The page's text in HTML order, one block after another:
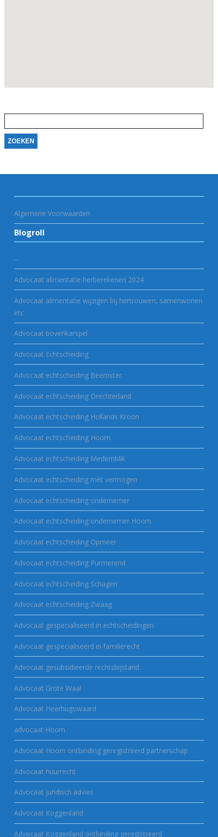
naar:
Algemene Voorwaarden
Blogroll
–
Advocaat alimentatie herberekenen 2024
Advocaat alimentatie wijzigen bij hertrouwen, samenwonen
etc
Advocaat bovenkarspel
Advocaat Echtscheiding
Advocaat echtscheiding Beemster
Advocaat echtscheiding Drechterland
Advocaat echtscheiding Hollands Kroon
Advocaat echtscheiding Hoorn
Advocaat echtscheiding Medemblik
Advocaat echtscheiding mét vermogen
Advocaat echtscheiding ondernemer
Advocaat echtscheiding ondernemer Hoorn
Advocaat echtscheiding Opmeer
Advocaat echtscheiding Purmerend
Advocaat echtscheiding Schagen
Advocaat echtscheiding Zwaag
Advocaat gespecialiseerd in echtscheidingen
Advocaat gespecialiseerd in familierecht
Advocaat gesubsidieerde rechtsbijstand
Advocaat Grote Waal
Advocaat Heerhugowaard
advocaat Hoorn
Advocaat Hoorn ontbinding geregistreerd partnerschap
Advocaat huurrecht
Advocaat juridisch advies
Advocaat Koggenland
Advocaat Koggenland ontbinding geregistreerd